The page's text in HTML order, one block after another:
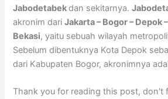
Jabodetabekdan sekitarnya.
akronim dariJakarta – Bogor – Depok
Bekasi, yaitu sebuah wilayah
Sebelum dibentuknya Kota Depok
dari Kabupaten Bogor, akronimnya
Thank you for reading this post, don't